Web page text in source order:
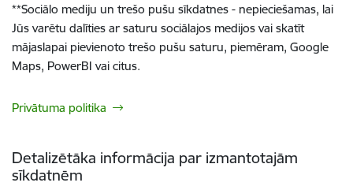
**Sociālo mediju un trešo pušu sīkdatnes - nepieciešamas, lai
Jūs varētu dalīties ar saturu sociālajos medijos vai skatīt
mājaslapai pievienoto trešo pušu saturu, piemēram, Google
Maps, PowerBI vai citus.
Privātuma politika
Detalizētāka informācija par izmantotajām
sīkdatnēm